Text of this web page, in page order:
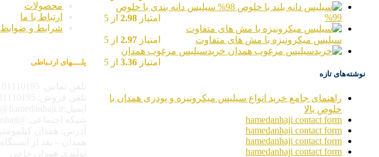
سیلیس دانه بندی با خلوص
99%
امتیاز 2.98از 5
سیلیس میکرونیزه با مش های متفاوت امتیاز 2.97از 5
خریدسیلیس مرغوب همدان
امتیاز 3.36از 5
نوشته‌های تازه
راهنمای جامع خرید انواع سیلیس میکرونیزه و پودری همدان با
خلوص بالا
hamedanhaji contact form
hamedanhaji contact form
hamedanhaji contact form
hamedanhaji contact form
محصولات
ارتباط با ما
شرایط و ضوابط
پلــــهای ارتـباطی